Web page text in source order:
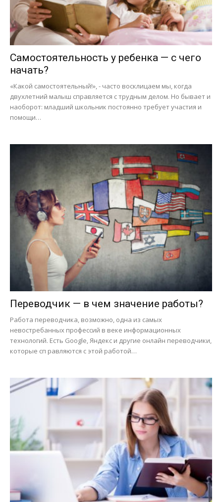
Самостоятельность у ребенка — с чего
начать?
«Какой самостоятельный!», - часто восклицаем мы, когда
двухлетний малыш справляется с трудным делом. Но бывает и
наоборот: младший школьник постоянно требует участия и
помощи…
Переводчик — в чем значение работы?
Работа переводчика, возможно, одна из самых
невостребанных профессий в веке информационных
технологий. Есть Google, Яндекс и другие онлайн переводчики,
которые сп равляются с этой работой…